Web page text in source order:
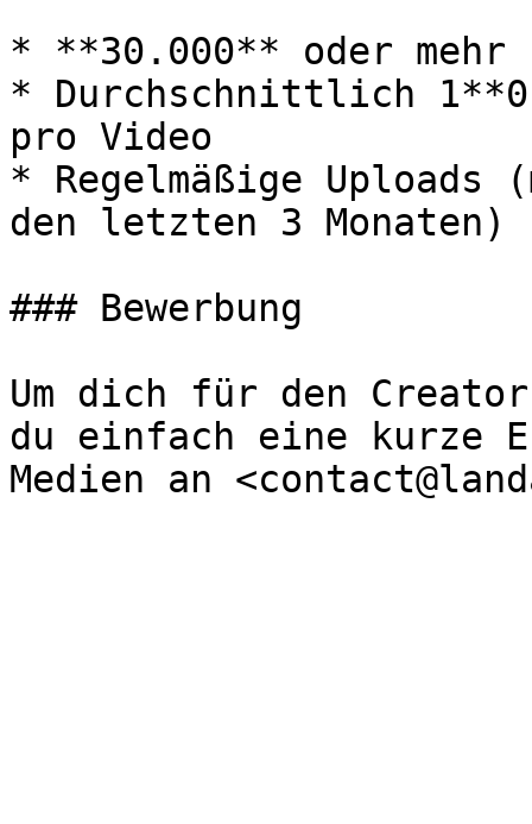
* **30.000** oder mehr
* Durchschnittlich
pro Video
* Regelmäßige Uploads
den letzten 3 Monaten)
### Bewerbung
Um dich für den
du einfach eine kurze